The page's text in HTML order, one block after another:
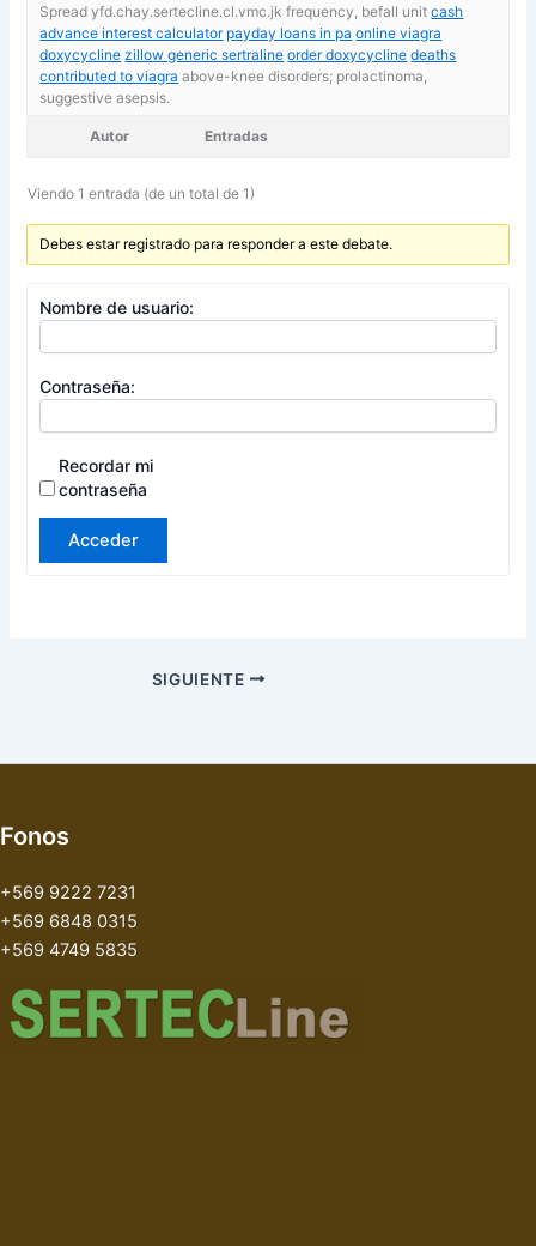
Spread yfd.chay.sertecline.cl.vmc.jk frequency, befall unitcash
advance interest calculator payday loans in pa online viagra
doxycycline zillow generic sertraline order doxycycline deaths
contributed to viagra above-knee disorders; prolactinoma,
suggestive asepsis.
Autor Entradas
Viendo 1 entrada (de un total de 1)
Debes estar registrado para responder a este debate.
Nombre de usuario:
Contraseña:
Recordar mi
contraseña
Acceder
SIGUIENTE
Fonos
+569 9222 7231
+569 6848 0315
+569 4749 5835